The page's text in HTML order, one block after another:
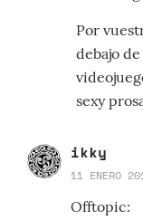
Por
debajo
sexy
ikky
11 ENERO
Offtopic: